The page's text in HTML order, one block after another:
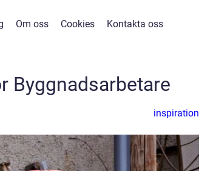
Om oss Cookies Kontakta oss
Byggnadsarbetare
inspiration